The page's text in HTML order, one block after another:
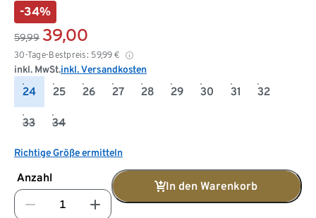
-34%
59,99 39,00
30-Tage-Bestpreis: 59,99 €
inkl. MwSt.inkl. Versandkosten
24 25 26 27 28 29 30 31 32
33 34
Richtige Größe ermitteln
Anzahl
In den Warenkorb